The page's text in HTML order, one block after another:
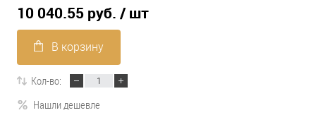
10 040.55 руб. / шт
В корзину
Кол-во:
Нашли дешевле